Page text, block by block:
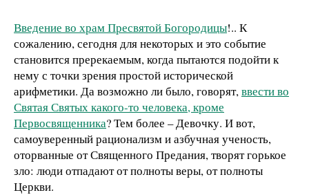
Введение во храм Пресвятой Богородицы!.. К
сожалению, сегодня для некоторых и это событие
становится пререкаемым, когда пытаются подойти к
нему с точки зрения простой исторической
арифметики. Да возможно ли было, говорят, ввести во
Святая Святых какого-то человека, кроме
Первосвященника? Тем более – Девочку. И вот,
самоуверенный рационализм и азбучная ученость,
оторванные от Священного Предания, творят горькое
зло: люди отпадают от полноты веры, от полноты
Церкви.